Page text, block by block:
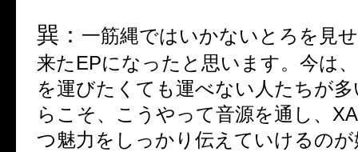
巽： 一筋縄ではいかないとろを見
来た EPになったと思います。今は
を運びたくても運べない人たちが
らこそ、こうやって音源を通し、
つ魅力をしっかり伝えていけるの